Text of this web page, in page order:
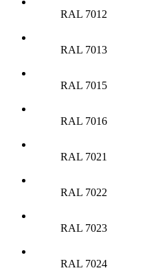
RAL 7012
RAL 7013
RAL 7015
RAL 7016
RAL 7021
RAL 7022
RAL 7023
RAL 7024